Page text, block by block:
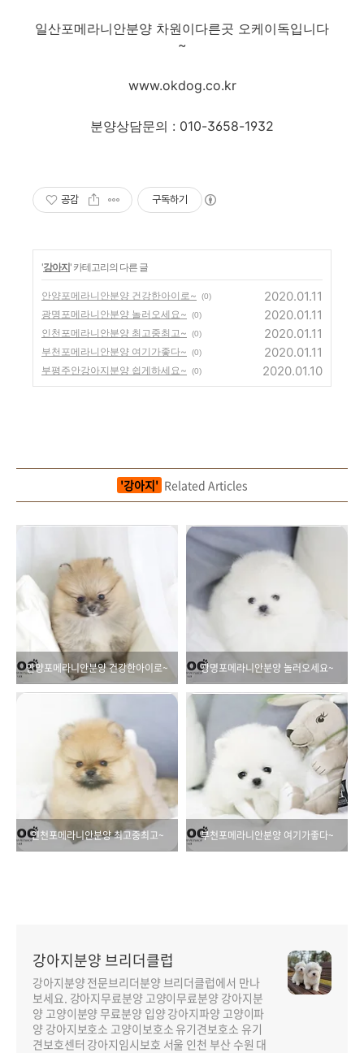
일산포메라니안분양 차원이다른곳 오케이독입니다
~
www.okdog.co.kr
분양상담문의 : 010-3658-1932
공감 구독하기
'강아지' 카테고리의 다른 글
안양포메라니안분양 건강한아이로~ (0) 2020.01.11
광명포메라니안분양 놀러오세요~ (0) 2020.01.11
인천포메라니안분양 최고중최고~ (0) 2020.01.11
부천포메라니안분양 여기가좋다~ (0) 2020.01.11
부평주안강아지분양 쉽게하세요~ (0) 2020.01.10
'강아지' Related Articles
안양포메라니안분양 건강한아이로~ 광명포메라니안분양 놀러오세요~
인천포메라니안분양 최고중최고~ 부천포메라니안분양 여기가좋다~
강아지분양 브리더클럽
강아지분양 전문브리더분양 브리더클럽에서 만나
보세요. 강아지무료분양 고양이무료분양 강아지분
양 고양이분양 무료분양 입양 강아지파양 고양이파
양 강아지보호소 고양이보호소 유기견보호소 유기
견보호센터 강아지임시보호 서울 인천 부산 수원 대